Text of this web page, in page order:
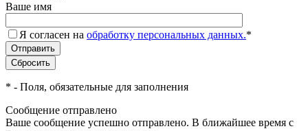
Ваше имя
Я согласен на обработку персональных данных.*
* - Поля, обязательные для заполнения
Сообщение отправлено
Ваше сообщение успешно отправлено. В ближайшее время с